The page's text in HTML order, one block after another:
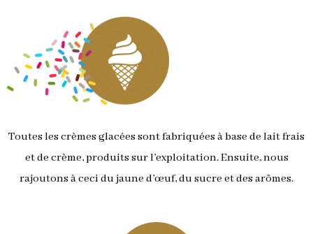
Toutes les crèmes glacées sont fabriquées à base de lait frais
et de crème, produits sur l’exploitation. Ensuite, nous
rajoutons à ceci du jaune d’œuf, du sucre et des arômes.